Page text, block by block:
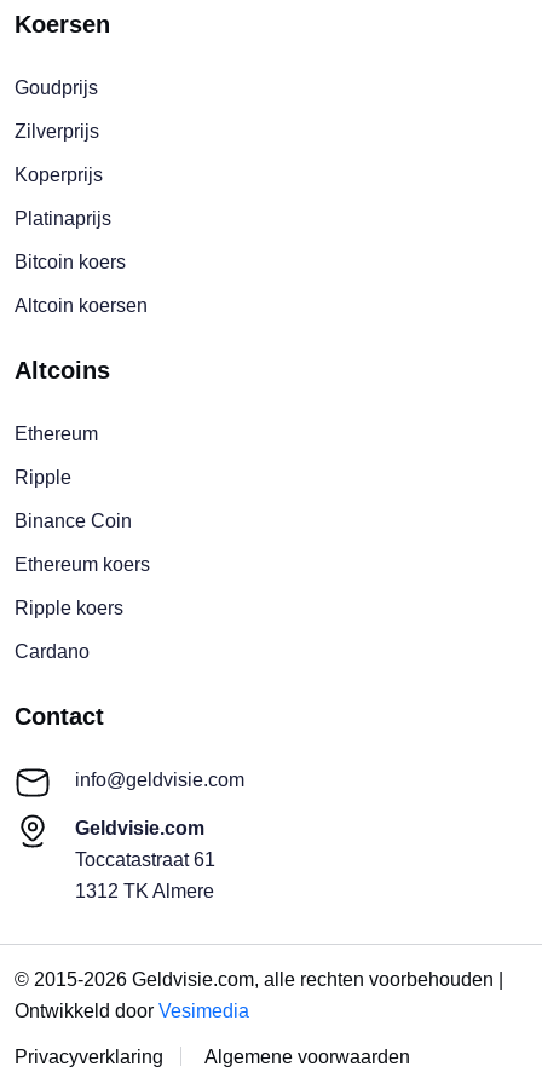
Koersen
Goudprijs
Zilverprijs
Koperprijs
Platinaprijs
Bitcoin koers
Altcoin koersen
Altcoins
Ethereum
Ripple
Binance Coin
Ethereum koers
Ripple koers
Cardano
Contact
info@geldvisie.com
Geldvisie.com
Toccatastraat 61
1312 TK Almere
© 2015-2026 Geldvisie.com, alle rechten voorbehouden |
Ontwikkeld door Vesimedia
Privacyverklaring Algemene voorwaarden